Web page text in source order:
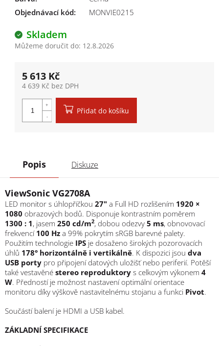
Skladem
Můžeme doručit do: 12.8.2026
Objednávací kód:
MONVIE0215
5 613 Kč
4 639 Kč bez DPH
Přidat do košíku
Popis Diskuze
ViewSonic VG2708A
LED monitor s úhlopříčkou 27" a Full HD rozlišením 1920 ×
1080 obrazových bodů. Disponuje kontrastním poměrem
1300 : 1, jasem 250 cd/m2, dobou odezvy 5 ms, obnovovací
frekvencí 100 Hz a 99% pokrytím sRGB barevné palety.
Použitím technologie IPS je dosaženo širokých pozorovacích
úhlů 178° horizontálně i vertikálně. K dispozici jsou dva
USB porty pro připojení datových uložišť nebo periferií. Potěší
také vestavěné stereo reproduktory s celkovým výkonem 4
W. Předností je možnost nastavení optimální orientace
monitoru díky výškově nastavitelnému stojanu a funkci Pivot.
Součástí balení je HDMI a USB kabel.
ZÁKLADNÍ SPECIFIKACE